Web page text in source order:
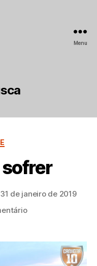
Menu
31 de janeiro de 2019
em
sofrer